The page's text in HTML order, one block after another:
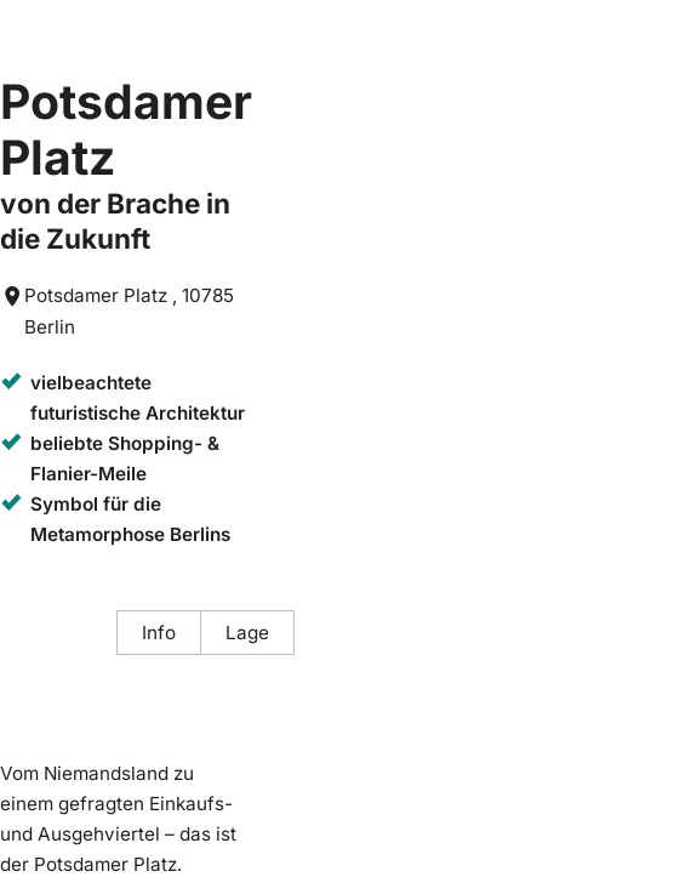
Potsdamer
Platz
von der Brache in
die Zukunft
Potsdamer Platz , 10785
Berlin
vielbeachtete
futuristische Architektur
beliebte Shopping- &
Flanier-Meile
Symbol für die
Metamorphose Berlins
Info Lage
Vom Niemandsland zu
einem gefragten Einkaufs-
und Ausgehviertel – das ist
der Potsdamer Platz.